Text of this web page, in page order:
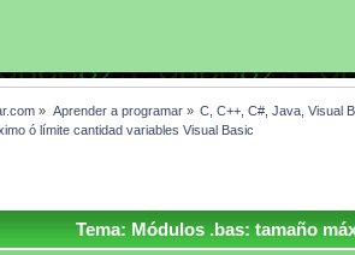
» Aprender a programar» C, C++, C#, Java, Visual
ó límite cantidad variables Visual Basic
Tema: Módulos .bas: tamaño